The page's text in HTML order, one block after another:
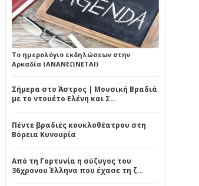
Το ημερολόγιο εκδηλώσεων στην
Αρκαδία (ΑΝΑΝΕΩΝΕΤΑΙ)
Σήμερα στο Άστρος | Μουσική Βραδιά
με το ντουέτο Ελένη και Σ…
Πέντε βραδιές κουκλοθέατρου στη
Βόρεια Κυνουρία
Από τη Γορτυνία η σύζυγος του
36χρονου Έλληνα που έχασε τη ζ…